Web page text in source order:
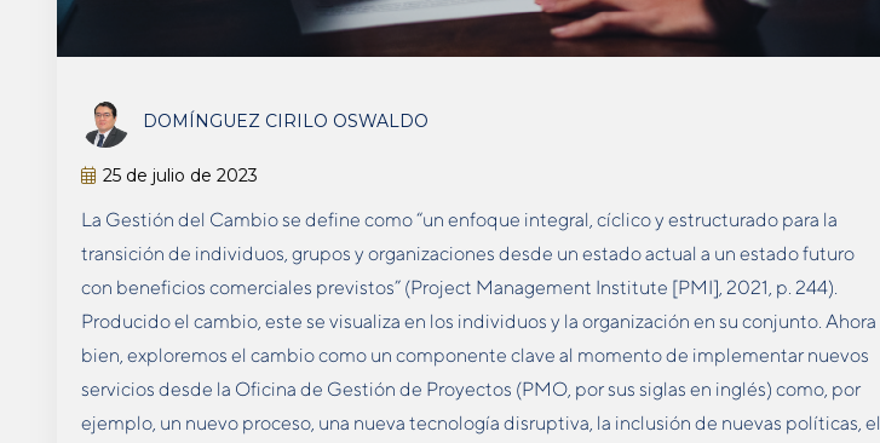
DOMÍNGUEZ CIRILO OSWALDO
25 de julio de 2023
La Gestión del Cambio se define como “un enfoque integral, cíclico y estructurado para la
transición de individuos, grupos y organizaciones desde un estado actual a un estado futuro
con beneficios comerciales previstos” (Project Management Institute [PMI], 2021, p. 244).
Producido el cambio, este se visualiza en los individuos y la organización en su conjunto. Ahora
bien, exploremos el cambio como un componente clave al momento de implementar nuevos
servicios desde la Oficina de Gestión de Proyectos (PMO, por sus siglas en inglés) como, por
ejemplo, un nuevo proceso, una nueva tecnología disruptiva, la inclusión de nuevas políticas, el